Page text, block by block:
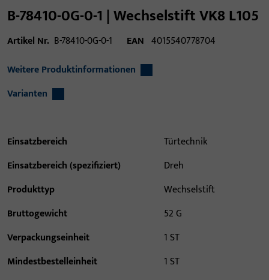
B-78410-0G-0-1 | Wechselstift VK8 L105
Artikel Nr. B-78410-0G-0-1 EAN 4015540778704
Weitere Produktinformationen
Varianten
Einsatzbereich
Türtechnik
Einsatzbereich (spezifiziert)
Dreh
Produkttyp
Wechselstift
Bruttogewicht
52 G
Verpackungseinheit
1 ST
Mindestbestelleinheit
1 ST